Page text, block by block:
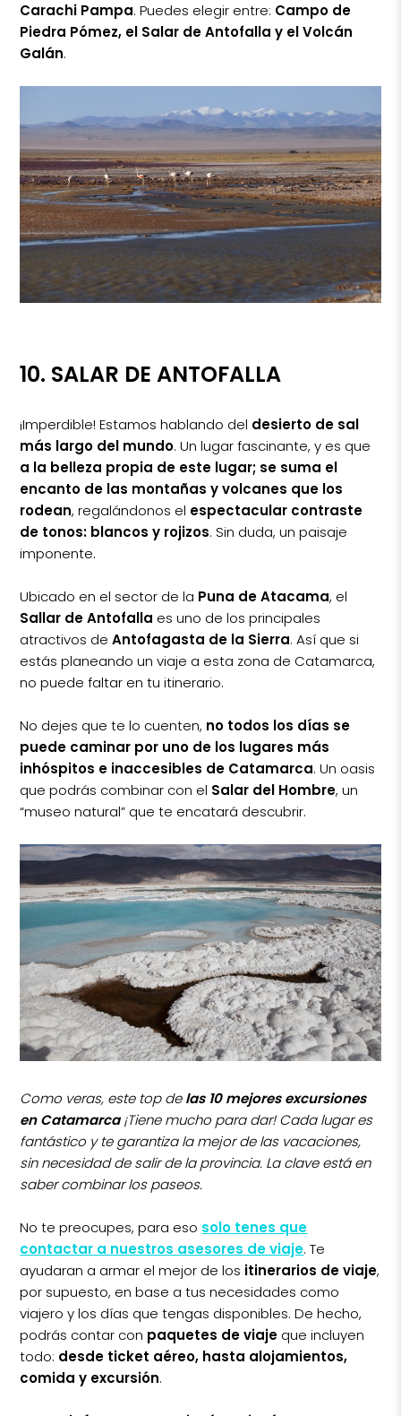
Carachi Pampa. Puedes elegir entre: Campo de
Piedra Pómez, el Salar de Antofalla y el Volcán
Galán.
10. SALAR DE ANTOFALLA
¡Imperdible! Estamos hablando del desierto de sal
más largo del mundo. Un lugar fascinante, y es que
a la belleza propia de este lugar; se suma el
encanto de las montañas y volcanes que los
rodean, regalándonos el espectacular contraste
de tonos: blancos y rojizos. Sin duda, un paisaje
imponente.
Ubicado en el sector de la Puna de Atacama, el
Sallar de Antofalla es uno de los principales
atractivos deAntofagasta de la Sierra. Así que si
estás planeando un viaje a esta zona de Catamarca,
no puede faltar en tu itinerario.
No dejes que te lo cuenten, no todos los días se
puede caminar por uno de los lugares más
inhóspitos e inaccesibles de Catamarca. Un oasis
que podrás combinar con el Salar del Hombre, un
“museo natural” que te encatará descubrir.
Como veras, este top delas 10 mejores excursiones
en Catamarca¡Tiene mucho para dar! Cada lugar es
fantástico y te garantiza la mejor de las vacaciones,
sin necesidad de salir de la provincia. La clave está en
saber combinar los paseos.
No te preocupes, para eso solo tenes que
contactar a nuestros asesores de viaje. Te
ayudaran a armar el mejor de los itinerarios de viaje,
por supuesto, en base a tus necesidades como
viajero y los días que tengas disponibles. De hecho,
podrás contar con paquetes de viaje que incluyen
todo: desde ticket aéreo, hasta alojamientos,
comida y excursión.